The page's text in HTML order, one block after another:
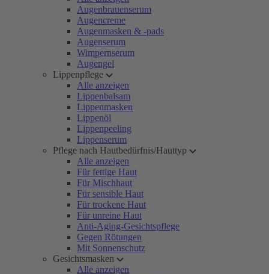
Augenbrauenserum
Augencreme
Augenmasken & -pads
Augenserum
Wimpernserum
Augengel
Lippenpflege
Alle anzeigen
Lippenbalsam
Lippenmasken
Lippenöl
Lippenpeeling
Lippenserum
Pflege nach Hautbedürfnis/Hauttyp
Alle anzeigen
Für fettige Haut
Für Mischhaut
Für sensible Haut
Für trockene Haut
Für unreine Haut
Anti-Aging-Gesichtspflege
Gegen Rötungen
Mit Sonnenschutz
Gesichtsmasken
Alle anzeigen